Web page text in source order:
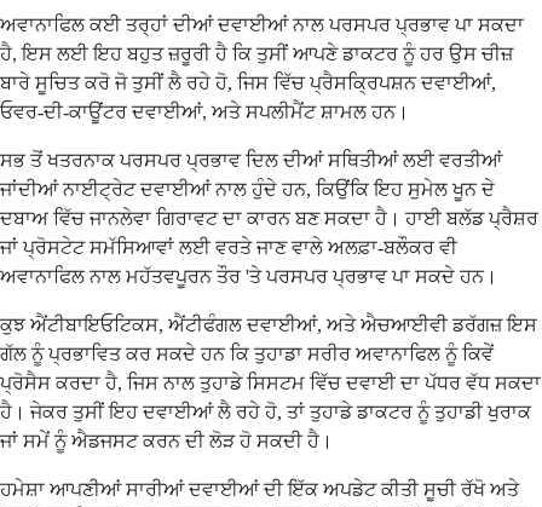
ਅਵਾਨਾਫਿਲ ਕਈ ਤਰ੍ਹਾਂ ਦੀਆਂ ਦਵਾਈਆਂ ਨਾਲ ਪਰਸਪਰ ਪ੍ਰਭਾਵ ਪਾ ਸਕਦਾ
ਹੈ, ਇਸ ਲਈ ਇਹ ਬਹੁਤ ਜ਼ਰੂਰੀ ਹੈ ਕਿ ਤੁਸੀਂ ਆਪਣੇ ਡਾਕਟਰ ਨੂੰ ਹਰ ਉਸ ਚੀਜ਼
ਬਾਰੇ ਸੂਚਿਤ ਕਰੋ ਜੋ ਤੁਸੀਂ ਲੈ ਰਹੇ ਹੋ, ਜਿਸ ਵਿੱਚ ਪ੍ਰੈਸਕ੍ਰਿਪਸ਼ਨ ਦਵਾਈਆਂ,
ਓਵਰ-ਦੀ-ਕਾਊਂਟਰ ਦਵਾਈਆਂ, ਅਤੇ ਸਪਲੀਮੈਂਟ ਸ਼ਾਮਲ ਹਨ।
ਸਭ ਤੋਂ ਖਤਰਨਾਕ ਪਰਸਪਰ ਪ੍ਰਭਾਵ ਦਿਲ ਦੀਆਂ ਸਥਿਤੀਆਂ ਲਈ ਵਰਤੀਆਂ
ਜਾਂਦੀਆਂ ਨਾਈਟ੍ਰੇਟ ਦਵਾਈਆਂ ਨਾਲ ਹੁੰਦੇ ਹਨ, ਕਿਉਂਕਿ ਇਹ ਸੁਮੇਲ ਖੂਨ ਦੇ
ਦਬਾਅ ਵਿੱਚ ਜਾਨਲੇਵਾ ਗਿਰਾਵਟ ਦਾ ਕਾਰਨ ਬਣ ਸਕਦਾ ਹੈ। ਹਾਈ ਬਲੱਡ ਪ੍ਰੈਸ਼ਰ
ਜਾਂ ਪ੍ਰੋਸਟੇਟ ਸਮੱਸਿਆਵਾਂ ਲਈ ਵਰਤੇ ਜਾਣ ਵਾਲੇ ਅਲਫ਼ਾ-ਬਲੌਕਰ ਵੀ
ਅਵਾਨਾਫਿਲ ਨਾਲ ਮਹੱਤਵਪੂਰਨ ਤੌਰ 'ਤੇ ਪਰਸਪਰ ਪ੍ਰਭਾਵ ਪਾ ਸਕਦੇ ਹਨ।
ਕੁਝ ਐਂਟੀਬਾਇਓਟਿਕਸ, ਐਂਟੀਫੰਗਲ ਦਵਾਈਆਂ, ਅਤੇ ਐਚਆਈਵੀ ਡਰੱਗਜ਼ ਇਸ
ਗੱਲ ਨੂੰ ਪ੍ਰਭਾਵਿਤ ਕਰ ਸਕਦੇ ਹਨ ਕਿ ਤੁਹਾਡਾ ਸਰੀਰ ਅਵਾਨਾਫਿਲ ਨੂੰ ਕਿਵੇਂ
ਪ੍ਰੋਸੈਸ ਕਰਦਾ ਹੈ, ਜਿਸ ਨਾਲ ਤੁਹਾਡੇ ਸਿਸਟਮ ਵਿੱਚ ਦਵਾਈ ਦਾ ਪੱਧਰ ਵੱਧ ਸਕਦਾ
ਹੈ। ਜੇਕਰ ਤੁਸੀਂ ਇਹ ਦਵਾਈਆਂ ਲੈ ਰਹੇ ਹੋ, ਤਾਂ ਤੁਹਾਡੇ ਡਾਕਟਰ ਨੂੰ ਤੁਹਾਡੀ ਖੁਰਾਕ
ਜਾਂ ਸਮੇਂ ਨੂੰ ਐਡਜਸਟ ਕਰਨ ਦੀ ਲੋੜ ਹੋ ਸਕਦੀ ਹੈ।
ਹਮੇਸ਼ਾ ਆਪਣੀਆਂ ਸਾਰੀਆਂ ਦਵਾਈਆਂ ਦੀ ਇੱਕ ਅਪਡੇਟ ਕੀਤੀ ਸੂਚੀ ਰੱਖੋ ਅਤੇ